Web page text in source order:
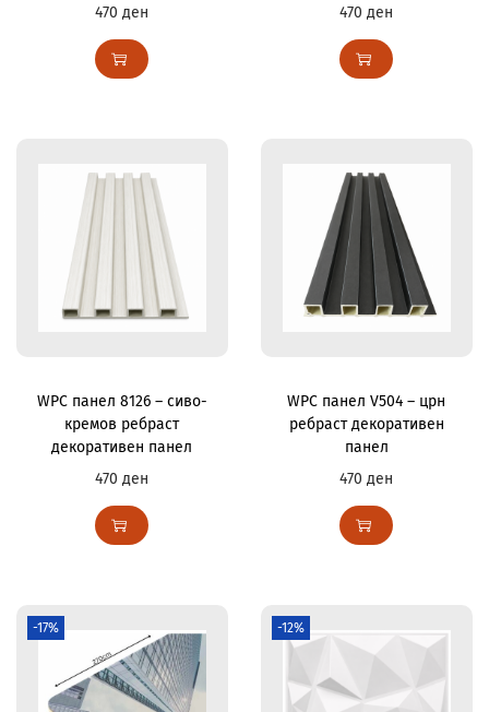
470ден
470ден
WPC панел 8126 – сиво-
кремов ребраст
декоративен панел
470ден
WPC панел V504 – црн
ребраст декоративен
панел
470ден
-17% -12%